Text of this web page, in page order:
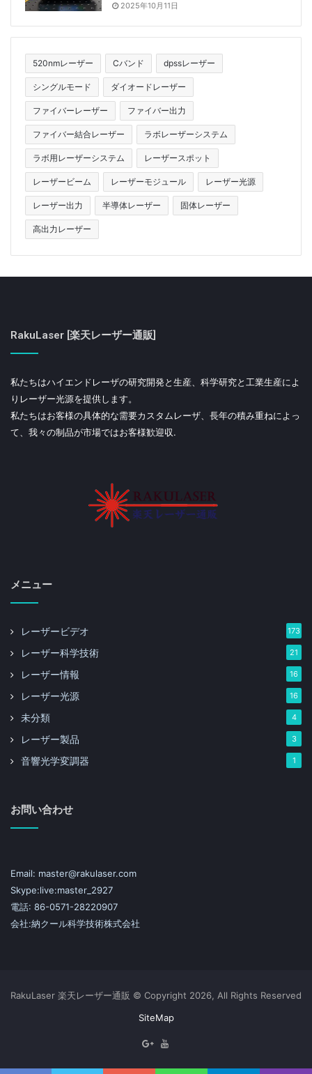
2025年10月11日
520nmレーザー Cバンド dpssレーザー
シングルモード ダイオードレーザー
ファイバーレーザー ファイバー出力
ファイバー結合レーザー ラボレーザーシステム
ラボ用レーザーシステム レーザースポット
レーザービーム レーザーモジュール レーザー光源
レーザー出力 半導体レーザー 固体レーザー
高出力レーザー
RakuLaser [楽天レーザー通販]
私たちはハイエンドレーザの研究開発と生産、科学研究と工業生産によ
りレーザー光源を提供します。
私たちはお客様の具体的な需要カスタムレーザ、長年の積み重ねによっ
て、我々の制品が市場ではお客様歓迎収.
メニュー
レーザービデオ 173
レーザー科学技術 21
レーザー情報 16
レーザー光源 16
未分類 4
レーザー製品 3
音響光学変調器 1
お問い合わせ
Email: master@rakulaser.com
Skype:live:master_2927
電話: 86-0571-28220907
会社:納クール科学技術株式会社
RakuLaser 楽天レーザー通販 © Copyright 2026, All Rights Reserved
SiteMap